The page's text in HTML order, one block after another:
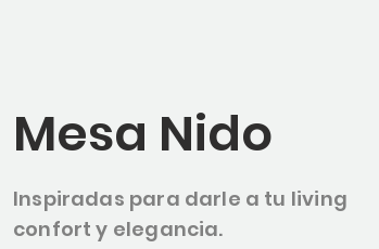
Mesa Nido
Inspiradas para darle a tu living
confort y elegancia.